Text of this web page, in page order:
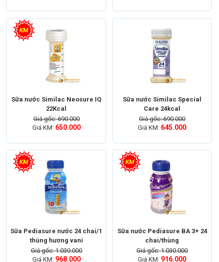
Sử dụng sữa nước Glucerna
cung cấp một năng
lượng đầy đủ phục vụ các hoạt động bình thường của
bệnh nhân và giúp phục hồi các chức năng chuyển
hóa: mỡ máu, ổn định đường huyết, ổn định huyết áp,
Mục tiêu là nâng cao chất lượng cuộc sống cho
Sữa nước Glucerna là sản phẩm có thể thay thế một
phần hoặc hoàn toàn bữa ăn của người tiểu đường,
cung cấp một chế độ dinh dưỡng hợp lý và khoa học.
Sữa nước Similac Neosure IQ
22Kcal
Giá gốc: 690.000
Giá KM: 650.000
Sữa nước Similac Special
Care 24kcal
Giá gốc: 690.000
Giá KM: 645.000
Sữa Pediasure nước 24 chai/1
thùng hương vani
Giá gốc: 1.030.000
Giá KM: 968.000
Sữa nước Pediasure BA 3+ 24
chai/thùng
Giá gốc: 1.030.000
Giá KM: 916.000